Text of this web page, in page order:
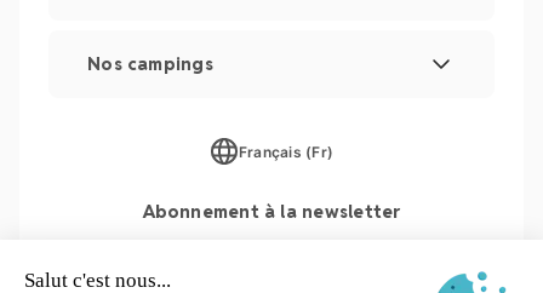
Nos campings
Parc du Val de Loire
Français (Fr)
Abonnement à la newsletter